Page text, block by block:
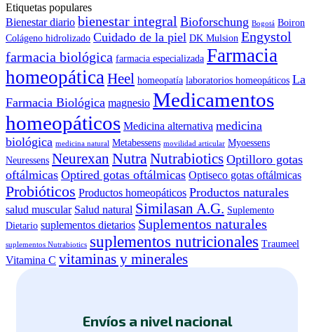
Etiquetas populares
Bienestar diario bienestar integral Bioforschung Bogotá Boiron
Colágeno hidrolizado Cuidado de la piel DK Mulsion Engystol
farmacia biológica farmacia especializada Farmacia
homeopática Heel homeopatía laboratorios homeopáticos La
Farmacia Biológica magnesio Medicamentos
homeopáticos Medicina alternativa medicina
biológica medicina natural Metabessens movilidad articular Myoessens
Neuressens Neurexan Nutra Nutrabiotics Optilloro gotas
oftálmicas Optired gotas oftálmicas Optiseco gotas oftálmicas
Probióticos Productos homeopáticos Productos naturales
salud muscular Salud natural Similasan A.G. Suplemento
Dietario suplementos dietarios Suplementos naturales
suplementos Nutrabiotics suplementos nutricionales Traumeel
Vitamina C vitaminas y minerales
Envíos a nivel nacional